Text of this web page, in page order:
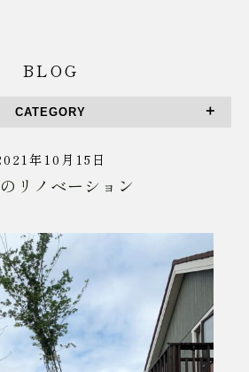
BLOG
CATEGORY
年10月15日
リノベーション